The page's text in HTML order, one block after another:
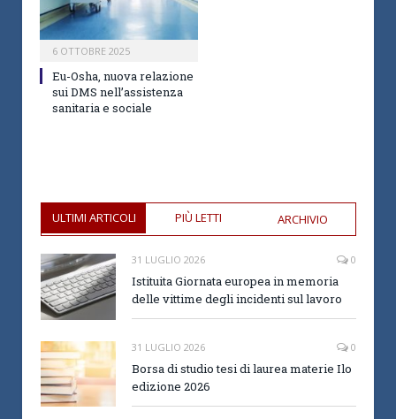
6 OTTOBRE 2025
Eu-Osha, nuova relazione
sui DMS nell’assistenza
sanitaria e sociale
ULTIMI ARTICOLI PIÙ LETTI ARCHIVIO
31 LUGLIO 2026 0
Istituita Giornata europea in memoria
delle vittime degli incidenti sul lavoro
31 LUGLIO 2026 0
Borsa di studio tesi di laurea materie Ilo
edizione 2026